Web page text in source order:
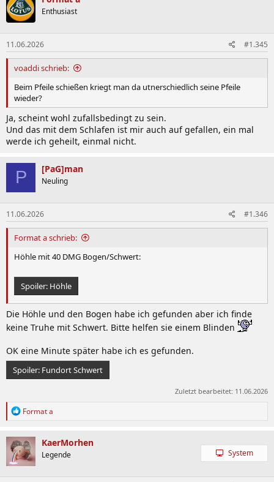
Enthusiast
11.06.2026 #1.345
voaddi schrieb:
Beim Pfeile schießen kriegt man da utnerschiedlich seine Pfeile
wieder?
Ja, scheint wohl zufallsbedingt zu sein.
Und das mit dem Schlafen ist mir auch auf gefallen, ein mal
werde ich geheilt, einmal nicht.
P [PaG]man
Neuling
11.06.2026 #1.346
Format a schrieb:
Höhle mit 40 DMG Bogen/Schwert:
Spoiler: Höhle
Die Höhle und den Bogen habe ich gefunden aber ich finde
keine Truhe mit Schwert. Bitte helfen sie einem Blinden
OK eine Minute später habe ich es gefunden.
Spoiler: Fundort Schwert
Zuletzt bearbeitet: 11.06.2026
R
k
t
i
o
n
Format a
KaerMorhen
Legende System